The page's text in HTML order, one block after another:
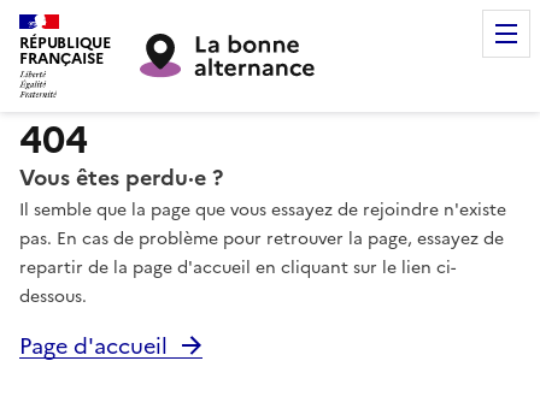
RÉPUBLIQUE
FRANÇAISE
404
Vous êtes perdu·e ?
Il semble que la page que vous essayez de rejoindre n'existe
pas. En cas de problème pour retrouver la page, essayez de
repartir de la page d'accueil en cliquant sur le lien ci-
dessous.
Page d'accueil